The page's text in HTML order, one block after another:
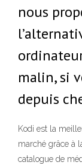
nous
malin, si
depuis
Kodi est la
marché grâce à
catalogue de